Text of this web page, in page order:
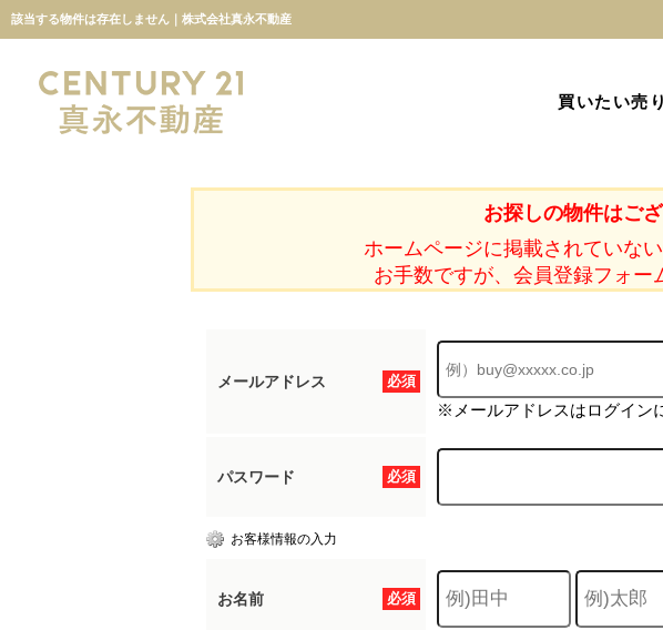
該当する物件は存在しません｜株式会社真永不動産
買いたい売
お探しの物件はござ
ホームページに掲載されていな
お手数ですが、会員登録フォー
必須
メールアドレス
※メールアドレスはログイン
必須
パスワード
お客様情報の入力
必須
お名前